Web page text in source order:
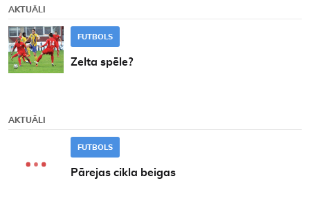
AKTUĀLI
FUTBOLS
Zelta spēle?
AKTUĀLI
FUTBOLS
Pārejas cikla beigas